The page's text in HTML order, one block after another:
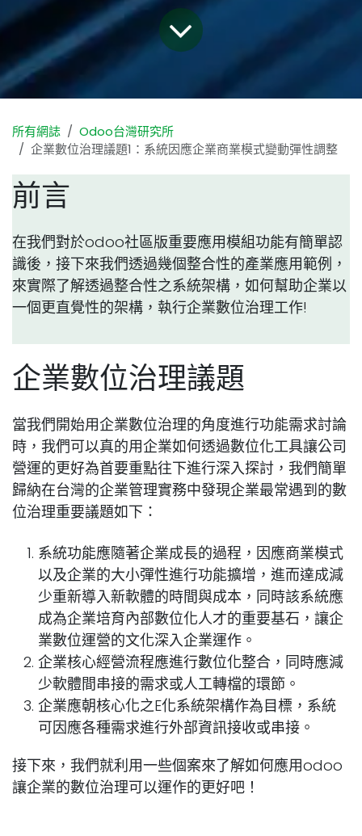
所有網誌
Odoo台灣研究所
企業數位治理議題1：系統因應企業商業模式變動彈性調整
前言
在我們對於odoo社區版重要應用模組功能有簡單認
識後，接下來我們透過幾個整合性的產業應用範例，
來實際了解透過整合性之系統架構，如何幫助企業以
一個更直覺性的架構，執行企業數位治理工作!
企業數位治理議題
當我們開始用企業數位治理的角度進行功能需求討論
時，我們可以真的用企業如何透過數位化工具讓公司
營運的更好為首要重點往下進行深入探討，我們簡單
歸納在台灣的企業管理實務中發現企業最常遇到的數
位治理重要議題如下：
系統功能應隨著企業成長的過程，因應商業模式
以及企業的大小彈性進行功能擴增，進而達成減
少重新導入新軟體的時間與成本，同時該系統應
成為企業培育內部數位化人才的重要基石，讓企
業數位運營的文化深入企業運作。
企業核心經營流程應進行數位化整合，同時應減
少軟體間串接的需求或人工轉檔的環節。
企業應朝核心化之E化系統架構作為目標，系統
可因應各種需求進行外部資訊接收或串接。
接下來，我們就利用一些個案來了解如何應用odoo
讓企業的數位治理可以運作的更好吧！